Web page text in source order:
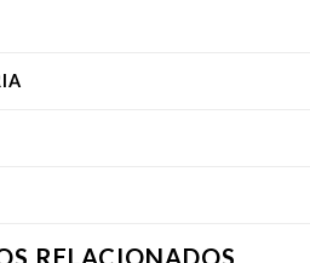
RELACIONADOS